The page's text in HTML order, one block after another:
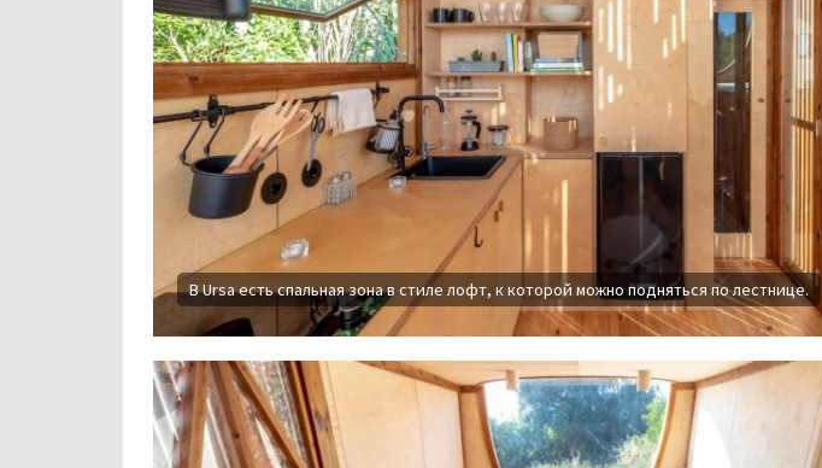
В Ursa есть спальная зона в стиле лофт, к которой можно подняться по лестнице.